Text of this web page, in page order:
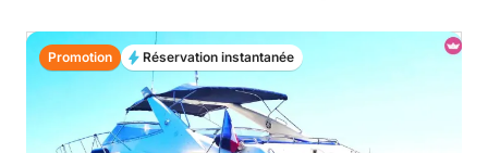
Promotion Réservation instantanée